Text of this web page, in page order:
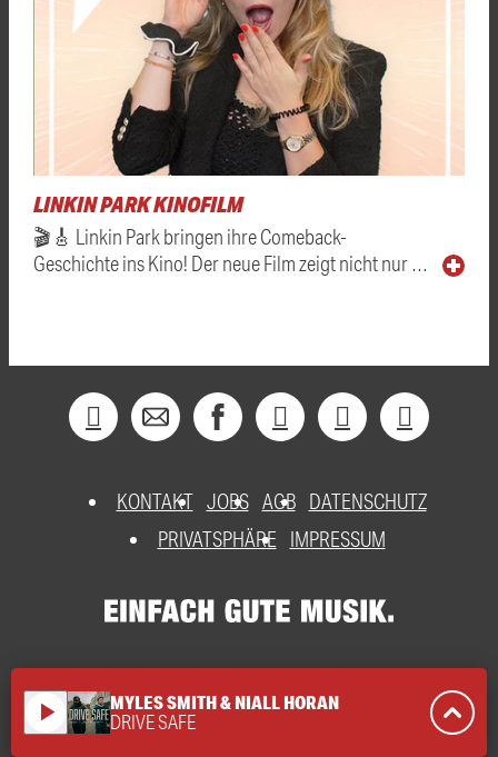
LINKIN PARK KINOFILM
🎬🎸 Linkin Park bringen ihre Comeback-
Geschichte ins Kino! Der neue Film zeigt nicht nur …
KONTAKT JOBS AGB DATENSCHUTZ
PRIVATSPHÄRE
IMPRESSUM
play_arrow MYLES SMITH & NIALL HORAN
DRIVE SAFE